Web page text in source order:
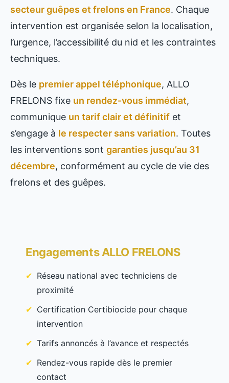
secteur guêpes et frelons en France. Chaque
intervention est organisée selon la localisation,
l’urgence, l’accessibilité du nid et les contraintes
techniques.
Dès le premier appel téléphonique, ALLO
FRELONS fixe un rendez-vous immédiat,
communique un tarif clair et définitif et
s’engage à le respecter sans variation. Toutes
les interventions sont garanties jusqu’au 31
décembre, conformément au cycle de vie des
frelons et des guêpes.
Engagements ALLO FRELONS
Réseau national avec techniciens de
proximité
Certification Certibiocide pour chaque
intervention
Tarifs annoncés à l’avance et respectés
Rendez-vous rapide dès le premier
contact